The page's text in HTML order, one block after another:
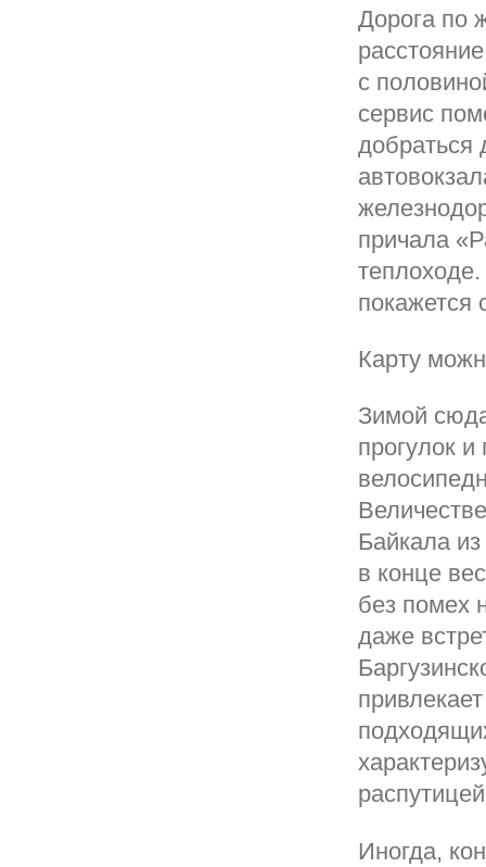
Дорога по
с
сервис
добраться
причала
Карту
Зимой
прогулок
Байкала
в конце
без помех
даже
Иногда,